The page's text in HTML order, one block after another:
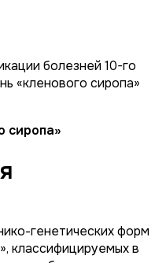
болезней 10-го
«кленового сиропа»
сиропа»
генетических форм
классифицируемых в